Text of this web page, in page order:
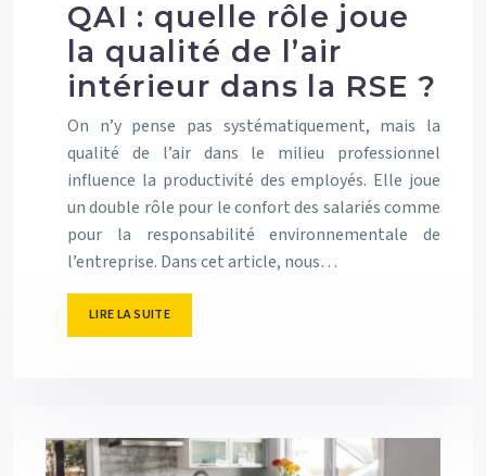
QAI : quelle rôle joue
la qualité de l’air
intérieur dans la RSE ?
On n’y pense pas systématiquement, mais la
qualité de l’air dans le milieu professionnel
influence la productivité des employés. Elle joue
un double rôle pour le confort des salariés comme
pour la responsabilité environnementale de
l’entreprise. Dans cet article, nous…
LIRE LA SUITE